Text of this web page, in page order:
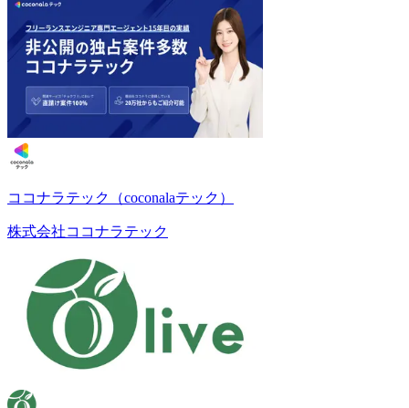
ココナラテック（coconalaテック）
株式会社ココナラテック